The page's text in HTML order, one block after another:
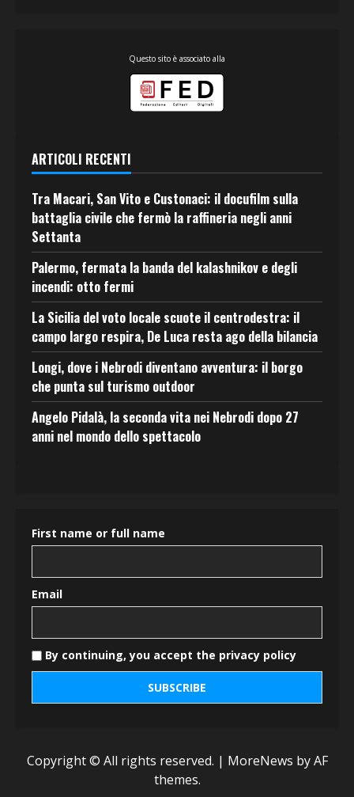
Questo sito è associato alla
ARTICOLI RECENTI
Tra Macari, San Vito e Custonaci: il docufilm sulla
battaglia civile che fermò la raffineria negli anni
Settanta
Palermo, fermata la banda del kalashnikov e degli
incendi: otto fermi
La Sicilia del voto locale scuote il centrodestra: il
campo largo respira, De Luca resta ago della bilancia
Longi, dove i Nebrodi diventano avventura: il borgo
che punta sul turismo outdoor
Angelo Pidalà, la seconda vita nei Nebrodi dopo 27
anni nel mondo dello spettacolo
First name or full name
Email
By continuing, you accept the privacy policy
Copyright © All rights reserved. | MoreNews by AF
themes.